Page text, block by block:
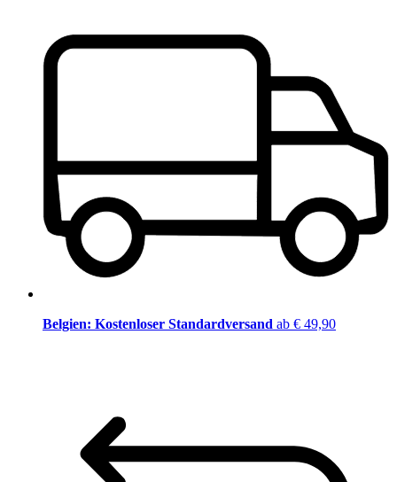
Belgien: Kostenloser Standardversand ab € 49,90